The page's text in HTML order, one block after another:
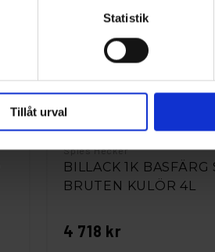
Statistik
Tillåt urval
Spies Hecker
BILLACK 1K BASFÄRG
BRUTEN KULÖR 4L
4 718 kr